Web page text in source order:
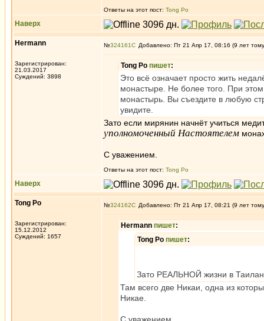
Ответы на этот пост: Tong Po
Наверх
Hermann
Зарегистрирован:
21.03.2017
Суждений: 3898
№324161 Добавлено: Пт 21 Апр 17, 08:16 (9 лет
Tong Po пишет:
Это всё означает просто жить
монастыре. Не более того. При
монастырь. Вы съездите в любую
увидите.
Зато если мирянин начнёт учиться
уполномоченный Настоятелем
С уважением.
Ответы на этот пост: Tong Po
Наверх
Tong Po
Зарегистрирован:
15.12.2012
Суждений: 1657
№324162 Добавлено: Пт 21 Апр 17, 08:21 (9 лет
Hermann пишет:
Tong Po пишет:
Зато РЕАЛЬНОЙ жизни в
Там всего две Никаи, одна из
Никае.